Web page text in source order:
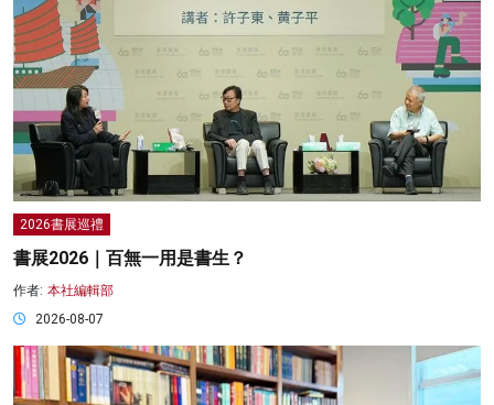
2026書展巡禮
書展2026｜百無一用是書生？
作者: 本社編輯部
2026-08-07